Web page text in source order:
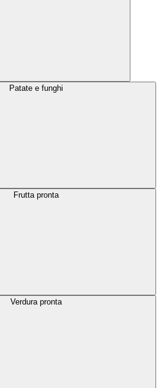
Patate e funghi
Frutta pronta
Verdura pronta